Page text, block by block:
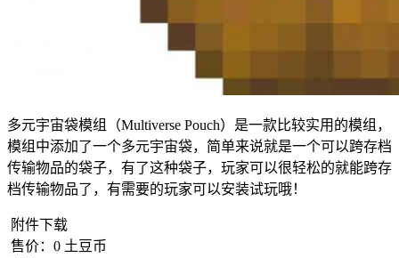
多元宇宙袋模组（Multiverse Pouch）是一款比较实用的模组，
模组中添加了一个多元宇宙袋，简单来说就是一个可以跨存档
传输物品的袋子，有了这种袋子，玩家可以很轻松的就能跨存
档传输物品了，有需要的玩家可以安装试玩哦！
附件下载
售价： 0 土豆币